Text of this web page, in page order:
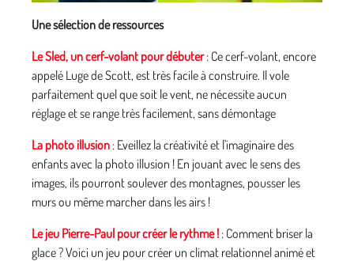
Une sélection de ressources
Le Sled, un cerf-volant pour débuter: Ce cerf-volant, encore
appelé Luge de Scott, est très facile à construire. Il vole
parfaitement quel que soit le vent, ne nécessite aucun
réglage et se range très facilement, sans démontage
La photo illusion : Eveillez la créativité et l'imaginaire des
enfants avec la photo illusion ! En jouant avec le sens des
images, ils pourront soulever des montagnes, pousser les
murs ou même marcher dans les airs !
Le jeu Pierre-Paul pour créer le rythme ! : Comment briser la
glace ? Voici un jeu pour créer un climat relationnel animé et